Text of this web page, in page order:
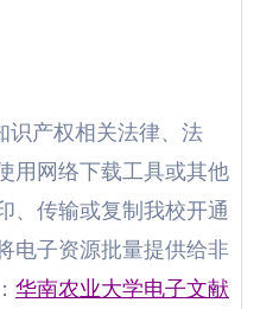
识产权相关法律、法
用网络下载工具或其他
、传输或复制我校开通
电子资源批量提供给非
华南农业大学电子文献